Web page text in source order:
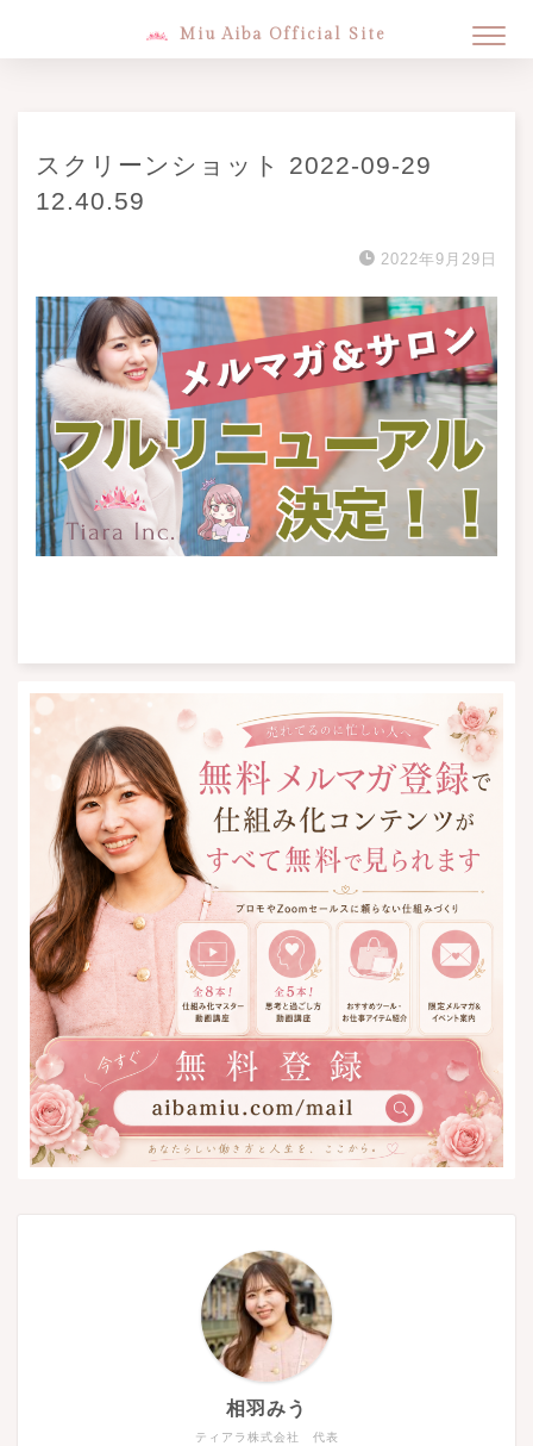
Miu Aiba Official Site
スクリーンショット 2022-09-29
12.40.59
2022年9月29日
ティアラ株式会社 代表
相羽みう